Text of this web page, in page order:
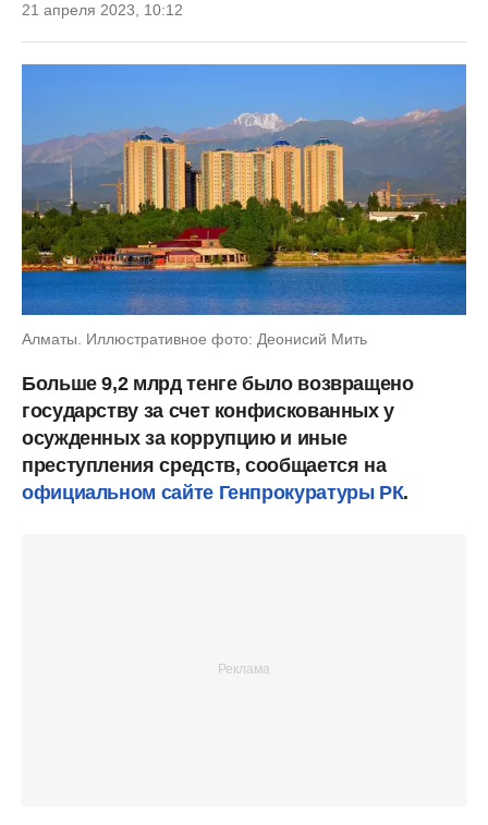
21 апреля 2023, 10:12
Алматы. Иллюстративное фото: Деонисий Мить
Больше 9,2 млрд тенге было возвращено
государству за счет конфискованных у
осужденных за коррупцию и иные
преступления средств, сообщается на
официальном сайте Генпрокуратуры РК.